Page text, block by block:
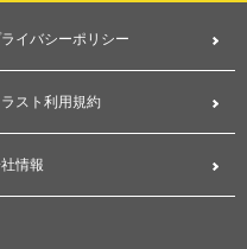
イバシーポリシー
スト利用規約
情報